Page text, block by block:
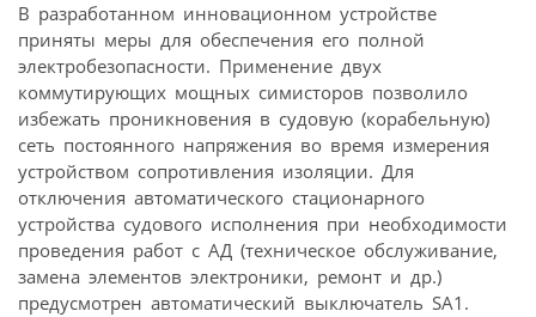
В разработанном инновационном устройстве
приняты меры для обеспечения его полной
электробезопасности. Применение двух
коммутирующих мощных симисторов позволило
избежать проникновения в судовую (корабельную)
сеть постоянного напряжения во время измерения
устройством сопротивления изоляции. Для
отключения автоматического стационарного
устройства судового исполнения при необходимости
проведения работ с АД (техническое обслуживание,
замена элементов электроники, ремонт и др.)
предусмотрен автоматический выключатель SA1.